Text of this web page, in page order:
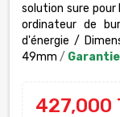
solution sure pour
ordinateur de
d'énergie /
49mm /
427,000